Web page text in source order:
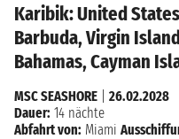
Karibik: United
Barbuda, Virgin
Bahamas, Cayman
MSC SEASHORE
26.02.2028
Dauer: 14 nächte
Abfahrt von: Miami